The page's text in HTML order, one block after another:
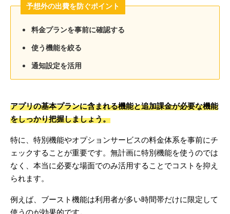
予想外の出費を防ぐポイント
料金プランを事前に確認する
使う機能を絞る
通知設定を活用
アプリの基本プランに含まれる機能と追加課金が必要な機能
をしっかり把握しましょう。
特に、特別機能やオプションサービスの料金体系を事前にチ
ェックすることが重要です。無計画に特別機能を使うのでは
なく、本当に必要な場面でのみ活用することでコストを抑え
られます。
例えば、ブースト機能は利用者が多い時間帯だけに限定して